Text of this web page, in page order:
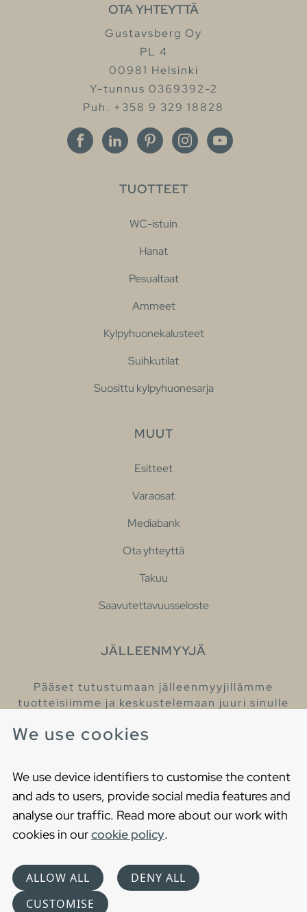
We use cookies
We use device identifiers to customise the content
and ads to users, provide social media features and
analyse our traffic. Read more about our work with
cookies in ourcookie policy.
ALLOW ALL
DENY ALL
CUSTOMISE
OTA YHTEYTTÄ
Gustavsberg Oy
PL 4
00981 Helsinki
Y-tunnus 0369392-2
Puh. +358 9 329 18828
TUOTTEET
WC-istuin
Hanat
Pesualtaat
Ammeet
Kylpyhuonekalusteet
Suihkutilat
Suosittu kylpyhuonesarja
MUUT
Esitteet
Varaosat
Mediabank
Ota yhteyttä
Takuu
Saavutettavuusseloste
JÄLLEENMYYJÄ
Pääset tutustumaan jälleenmyyjillämme
tuotteisiimme ja keskustelemaan juuri sinulle
Cookies
Privacy statement
Choose language